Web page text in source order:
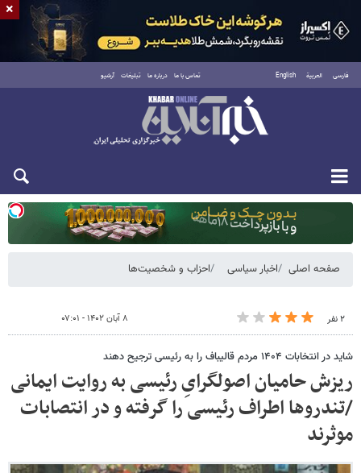
فارسی العربية English تماس با ما درباره ما تبلیغات آرشیو
یکشنبه ۱۸ مرداد ۱۴۰۵
صفحه اصلی اخبار سیاسی احزاب و شخصیت‌ها
۲ نفر ۸ آبان ۱۴۰۲ - ۰۷:۰۱
شاید در انتخابات ۱۴۰۴ مردم قالیباف را به رئیسی ترجیح دهند
ریزش حامیان اصولگرایِ رئیسی به روایت ایمانی
/تندروها اطراف رئیسی را گرفته و در انتصابات
موثرند
×